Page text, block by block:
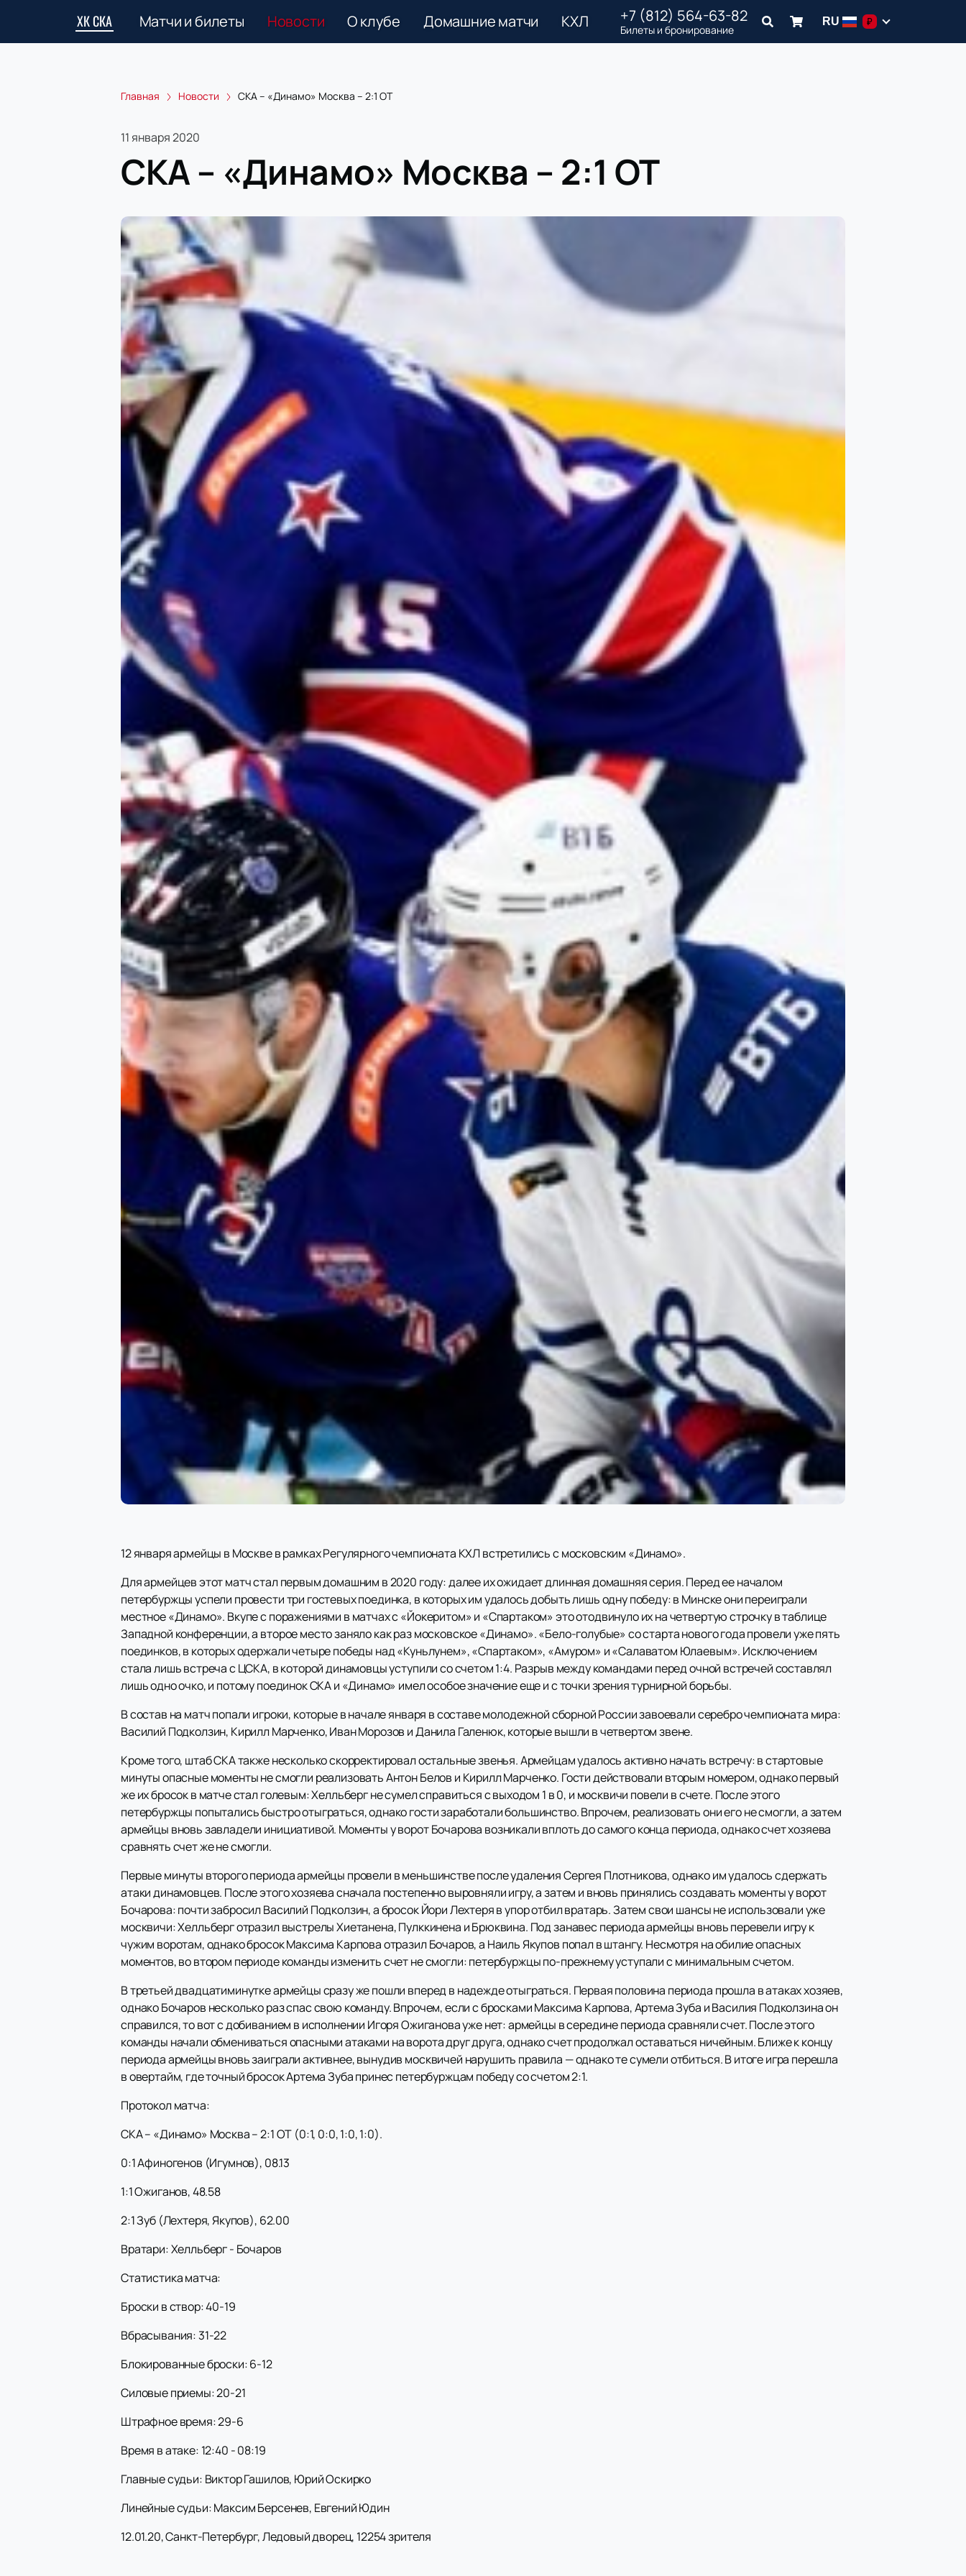
ХК СКА Матчи и билеты Новости О клубе Домашние матчи КХЛ +7 (812) 564-63-82
Билеты и бронирование
RU ₽
Главная Новости СКА – «Динамо» Москва – 2:1 ОТ
11 января 2020
СКА – «Динамо» Москва – 2:1 ОТ
12 января армейцы в Москве в рамках Регулярного чемпионата КХЛ встретились с московским «Динамо».
Для армейцев этот матч стал первым домашним в 2020 году: далее их ожидает длинная домашняя серия. Перед ее началом
петербуржцы успели провести три гостевых поединка, в которых им удалось добыть лишь одну победу: в Минске они переиграли
местное «Динамо». Вкупе с поражениями в матчах с «Йокеритом» и «Спартаком» это отодвинуло их на четвертую строчку в таблице
Западной конференции, а второе место заняло как раз московское «Динамо». «Бело-голубые» со старта нового года провели уже пять
поединков, в которых одержали четыре победы над «Куньлунем», «Спартаком», «Амуром» и «Салаватом Юлаевым». Исключением
стала лишь встреча с ЦСКА, в которой динамовцы уступили со счетом 1:4. Разрыв между командами перед очной встречей составлял
лишь одно очко, и потому поединок СКА и «Динамо» имел особое значение еще и с точки зрения турнирной борьбы.
В состав на матч попали игроки, которые в начале января в составе молодежной сборной России завоевали серебро чемпионата мира:
Василий Подколзин, Кирилл Марченко, Иван Морозов и Данила Галенюк, которые вышли в четвертом звене.
Кроме того, штаб СКА также несколько скорректировал остальные звенья. Армейцам удалось активно начать встречу: в стартовые
минуты опасные моменты не смогли реализовать Антон Белов и Кирилл Марченко. Гости действовали вторым номером, однако первый
же их бросок в матче стал голевым: Хелльберг не сумел справиться с выходом 1 в 0, и москвичи повели в счете. После этого
петербуржцы попытались быстро отыграться, однако гости заработали большинство. Впрочем, реализовать они его не смогли, а затем
армейцы вновь завладели инициативой. Моменты у ворот Бочарова возникали вплоть до самого конца периода, однако счет хозяева
сравнять счет же не смогли.
Первые минуты второго периода армейцы провели в меньшинстве после удаления Сергея Плотникова, однако им удалось сдержать
атаки динамовцев. После этого хозяева сначала постепенно выровняли игру, а затем и вновь принялись создавать моменты у ворот
Бочарова: почти забросил Василий Подколзин, а бросок Йори Лехтеря в упор отбил вратарь. Затем свои шансы не использовали уже
москвичи: Хелльберг отразил выстрелы Хиетанена, Пулккинена и Брюквина. Под занавес периода армейцы вновь перевели игру к
чужим воротам, однако бросок Максима Карпова отразил Бочаров, а Наиль Якупов попал в штангу. Несмотря на обилие опасных
моментов, во втором периоде команды изменить счет не смогли: петербуржцы по-прежнему уступали с минимальным счетом.
В третьей двадцатиминутке армейцы сразу же пошли вперед в надежде отыграться. Первая половина периода прошла в атаках хозяев,
однако Бочаров несколько раз спас свою команду. Впрочем, если с бросками Максима Карпова, Артема Зуба и Василия Подколзина он
справился, то вот с добиванием в исполнении Игоря Ожиганова уже нет: армейцы в середине периода сравняли счет. После этого
команды начали обмениваться опасными атаками на ворота друг друга, однако счет продолжал оставаться ничейным. Ближе к концу
периода армейцы вновь заиграли активнее, вынудив москвичей нарушить правила — однако те сумели отбиться. В итоге игра перешла
в овертайм, где точный бросок Артема Зуба принес петербуржцам победу со счетом 2:1.
Протокол матча:
СКА – «Динамо» Москва – 2:1 ОТ (0:1, 0:0, 1:0, 1:0).
0:1 Афиногенов (Игумнов), 08.13
1:1 Ожиганов, 48.58
2:1 Зуб (Лехтеря, Якупов), 62.00
Вратари: Хелльберг - Бочаров
Статистика матча:
Броски в створ: 40-19
Вбрасывания: 31-22
Блокированные броски: 6-12
Силовые приемы: 20-21
Штрафное время: 29-6
Время в атаке: 12:40 - 08:19
Главные судьи: Виктор Гашилов, Юрий Оскирко
Линейные судьи: Максим Берсенев, Евгений Юдин
12.01.20, Санкт-Петербург, Ледовый дворец, 12254 зрителя